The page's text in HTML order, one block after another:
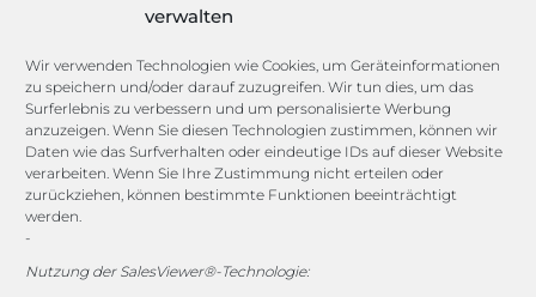
verwalten
Wir verwenden Technologien wie Cookies, um Geräteinformationen
zu speichern und/oder darauf zuzugreifen. Wir tun dies, um das
Surferlebnis zu verbessern und um personalisierte Werbung
anzuzeigen. Wenn Sie diesen Technologien zustimmen, können wir
Daten wie das Surfverhalten oder eindeutige IDs auf dieser Website
verarbeiten. Wenn Sie Ihre Zustimmung nicht erteilen oder
zurückziehen, können bestimmte Funktionen beeinträchtigt
werden.
-
Nutzung der SalesViewer®-Technologie:
Channels
vertrieb@megasoft.de
+49 2173 265 06 0
Mo. - Do. 08:00 - 17:00 Uhr
Fr. 08:00 - 15:00 Uhr